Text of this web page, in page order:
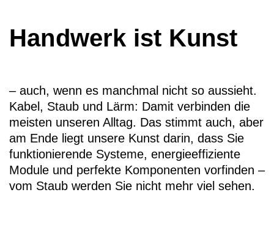
Handwerk ist Kunst
– auch, wenn es manchmal nicht so aussieht.
Kabel, Staub und Lärm: Damit verbinden die
meisten unseren Alltag. Das stimmt auch, aber
am Ende liegt unsere Kunst darin, dass Sie
funktionierende Systeme, energieeffiziente
Module und perfekte Komponenten vorfinden –
vom Staub werden Sie nicht mehr viel sehen.